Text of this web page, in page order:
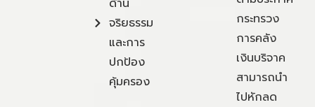
ด้าน
จริยธรรม
และการ
ปกป้อง
คุ้มครอง
กระทรวง
การคลัง
เงินบริจาค
สามารถนำ
ไปหักลด